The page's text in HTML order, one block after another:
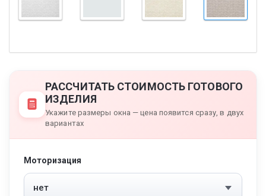
РАССЧИТАТЬ СТОИМОСТЬ ГОТОВОГО
ИЗДЕЛИЯ
Укажите размеры окна — цена появится сразу, в двух
вариантах
Моторизация